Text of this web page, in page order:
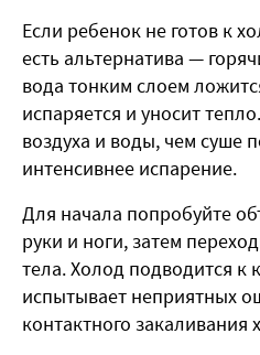
Если ребенок не готов к
есть альтернатива —
вода тонким слоем
испаряется и уносит
воздуха и воды, чем суше
интенсивнее испарение.
Для начала попробуйте
руки и ноги, затем
тела. Холод подводится
испытывает неприятных
контактного